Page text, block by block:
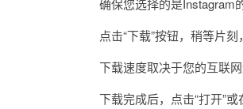
确保您选择的是Instagram的
点击“下载”按钮，稍等片刻
下载速度取决于您的互联网
下载完成后，点击“打开”或